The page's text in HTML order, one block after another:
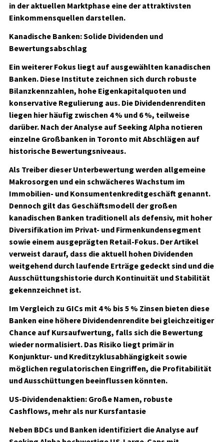
in der aktuellen Marktphase eine der attraktivsten
Einkommensquellen darstellen.
Kanadische Banken: Solide Dividenden und
Bewertungsabschlag
Ein weiterer Fokus liegt auf ausgewählten kanadischen
Banken. Diese Institute zeichnen sich durch robuste
Bilanzkennzahlen, hohe Eigenkapitalquoten und
konservative Regulierung aus. Die Dividendenrenditen
liegen hier häufig zwischen 4 % und 6 %, teilweise
darüber. Nach der Analyse auf Seeking Alpha notieren
einzelne Großbanken in Toronto mit Abschlägen auf
historische Bewertungsniveaus.
Als Treiber dieser Unterbewertung werden allgemeine
Makrosorgen und ein schwächeres Wachstum im
Immobilien- und Konsumentenkreditgeschäft genannt.
Dennoch gilt das Geschäftsmodell der großen
kanadischen Banken traditionell als defensiv, mit hoher
Diversifikation im Privat- und Firmenkundensegment
sowie einem ausgeprägten Retail-Fokus. Der Artikel
verweist darauf, dass die aktuell hohen Dividenden
weitgehend durch laufende Erträge gedeckt sind und die
Ausschüttungshistorie durch Kontinuität und Stabilität
gekennzeichnet ist.
Im Vergleich zu GICs mit 4 % bis 5 % Zinsen bieten diese
Banken eine höhere Dividendenrendite bei gleichzeitiger
Chance auf Kursaufwertung, falls sich die Bewertung
wieder normalisiert. Das Risiko liegt primär in
Konjunktur- und Kreditzyklusabhängigkeit sowie
möglichen regulatorischen Eingriffen, die Profitabilität
und Ausschüttungen beeinflussen könnten.
US-Dividendenaktien: Große Namen, robuste
Cashflows, mehr als nur Kursfantasie
Neben BDCs und Banken identifiziert die Analyse auf